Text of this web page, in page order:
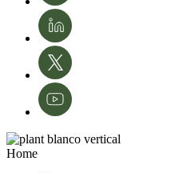
Home